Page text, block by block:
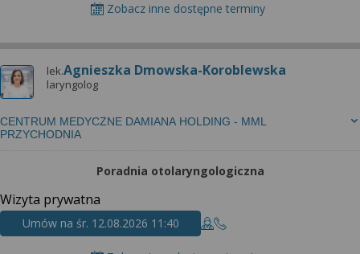
Zobacz inne dostępne terminy
lek.Agnieszka Dmowska-Koroblewska
laryngolog
CENTRUM MEDYCZNE DAMIANA HOLDING - MML
PRZYCHODNIA
Poradnia otolaryngologiczna
Wizyta prywatna
Umów na śr. 12.08.2026 11:40